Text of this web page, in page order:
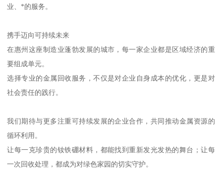
业、*的服务。
携手迈向可持续未来
在惠州这座制造业蓬勃发展的城市，每一家企业都是区域经济的重
要组成单元。
选择专业的金属回收服务，不仅是对企业自身成本的优化，更是对
社会责任的践行。
我们期待与更多注重可持续发展的企业合作，共同推动金属资源的
循环利用。
让每一克珍贵的钕铁硼材料，都能找到重新发光发热的舞台；让每
一次回收处理，都成为对绿色家园的切实守护。